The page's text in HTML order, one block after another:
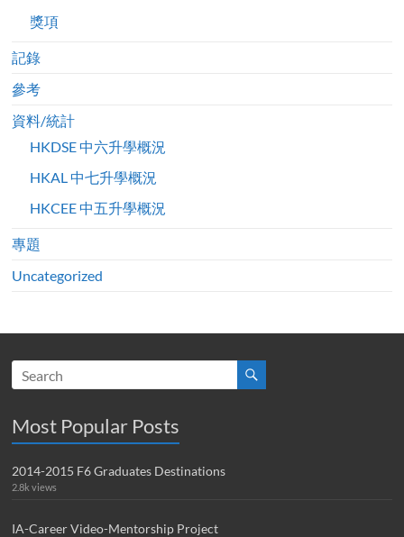
獎項
記錄
參考
資料/統計
HKDSE 中六升學概況
HKAL 中七升學概況
HKCEE 中五升學概況
專題
Uncategorized
Most Popular Posts
2014-2015 F6 Graduates Destinations
2.8k views
IA-Career Video-Mentorship Project